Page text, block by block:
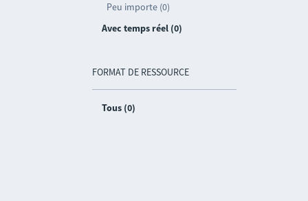
Peu importe (0)
Avec temps réel (0)
FORMAT DE RESSOURCE
Tous (0)